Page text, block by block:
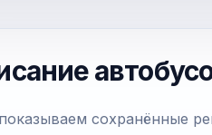
сохранённые